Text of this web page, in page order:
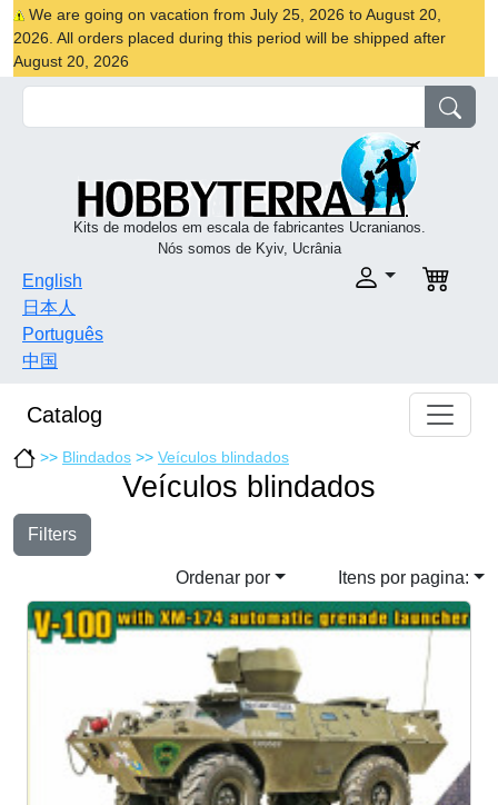
We are going on vacation from July 25, 2026 to August 20,
2026. All orders placed during this period will be shipped after
August 20, 2026
Kits de modelos em escala de fabricantes Ucranianos.
Nós somos de Kyiv, Ucrânia
English
日本人
Português
中国
Catalog
>> Blindados >> Veículos blindados
Veículos blindados
Filters
Ordenar por Itens por pagina: